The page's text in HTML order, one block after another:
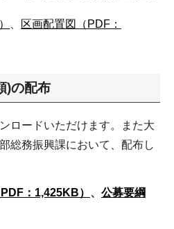
、
区画配置図（PDF：
)の配布
ロードいただけます。また大
総務振興課において、配布し
：1,425KB） 、 公募要綱